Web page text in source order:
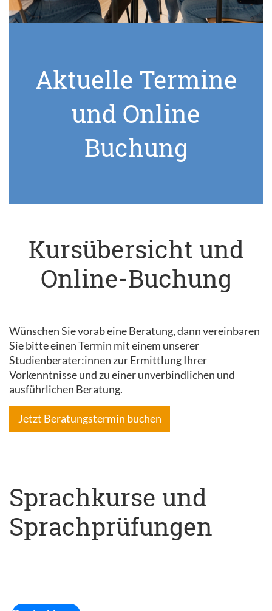
Aktuelle Termine
und Online
Buchung
Kursübersicht und
Online-Buchung
Wünschen Sie vorab eine Beratung, dann vereinbaren
Sie bitte einen Termin mit einem unserer
Studienberater:innen zur Ermittlung Ihrer
Vorkenntnisse und zu einer unverbindlichen und
ausführlichen Beratung.
Jetzt Beratungstermin buchen
Sprachkurse und
Sprachprüfungen